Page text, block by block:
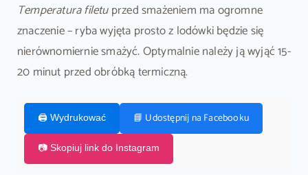
Temperatura filetuprzed smażeniem ma ogromne
znaczenie – ryba wyjęta prosto z lodówki będzie się
nierównomiernie smażyć. Optymalnie należy ją wyjąć 15-
20 minut przed obróbką termiczną.
🖨️ Wydrukować 📘 Udostępnij na Facebooku
📷 Skopiuj link do Instagram